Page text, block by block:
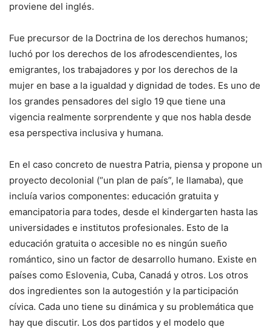
proviene del inglés.
Fue precursor de la Doctrina de los derechos humanos;
luchó por los derechos de los afrodescendientes, los
emigrantes, los trabajadores y por los derechos de la
mujer en base a la igualdad y dignidad de todes. Es uno de
los grandes pensadores del siglo 19 que tiene una
vigencia realmente sorprendente y que nos habla desde
esa perspectiva inclusiva y humana.
En el caso concreto de nuestra Patria, piensa y propone un
proyecto decolonial (“un plan de país”, le llamaba), que
incluía varios componentes: educación gratuita y
emancipatoria para todes, desde el kindergarten hasta las
universidades e institutos profesionales. Esto de la
educación gratuita o accesible no es ningún sueño
romántico, sino un factor de desarrollo humano. Existe en
países como Eslovenia, Cuba, Canadá y otros. Los otros
dos ingredientes son la autogestión y la participación
cívica. Cada uno tiene su dinámica y su problemática que
hay que discutir. Los dos partidos y el modelo que